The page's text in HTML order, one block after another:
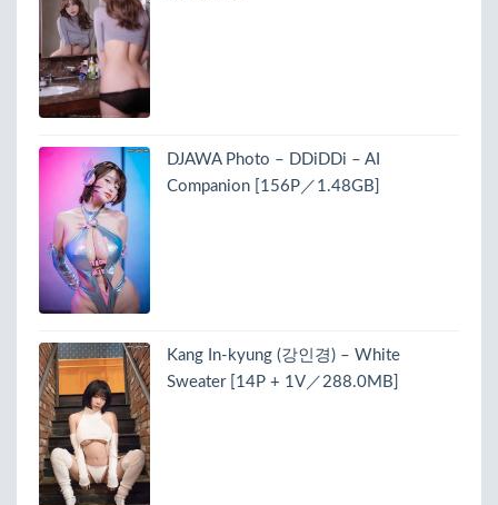
DJAWA Photo – DDiDDi – AI
Companion [156P／1.48GB]
Kang In-kyung (강인경) – White
Sweater [14P + 1V／288.0MB]